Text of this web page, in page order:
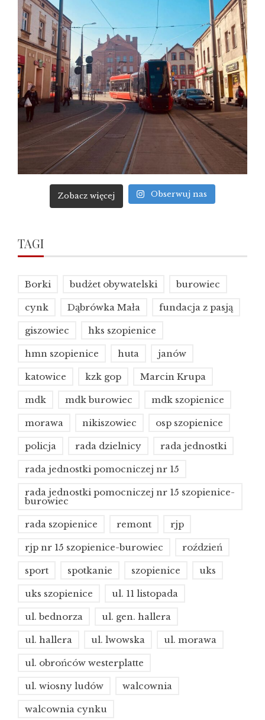
Zobacz więcej Obserwuj nas
TAGI
Borki budżet obywatelski burowiec
cynk Dąbrówka Mała fundacja z pasją
giszowiec hks szopienice
hmn szopienice huta janów
katowice kzk gop Marcin Krupa
mdk mdk burowiec mdk szopienice
morawa nikiszowiec osp szopienice
policja rada dzielnicy rada jednostki
rada jednostki pomocniczej nr 15
rada jednostki pomocniczej nr 15 szopienice-
burowiec
rada szopienice remont rjp
rjp nr 15 szopienice-burowiec roździeń
sport spotkanie szopienice uks
uks szopienice ul. 11 listopada
ul. bednorza ul. gen. hallera
ul. hallera ul. lwowska ul. morawa
ul. obrońców westerplatte
ul. wiosny ludów walcownia
walcownia cynku